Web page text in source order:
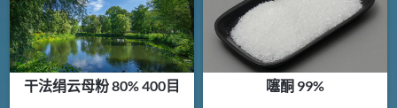
干法绢云母粉 80% 400目 噻酮 99%